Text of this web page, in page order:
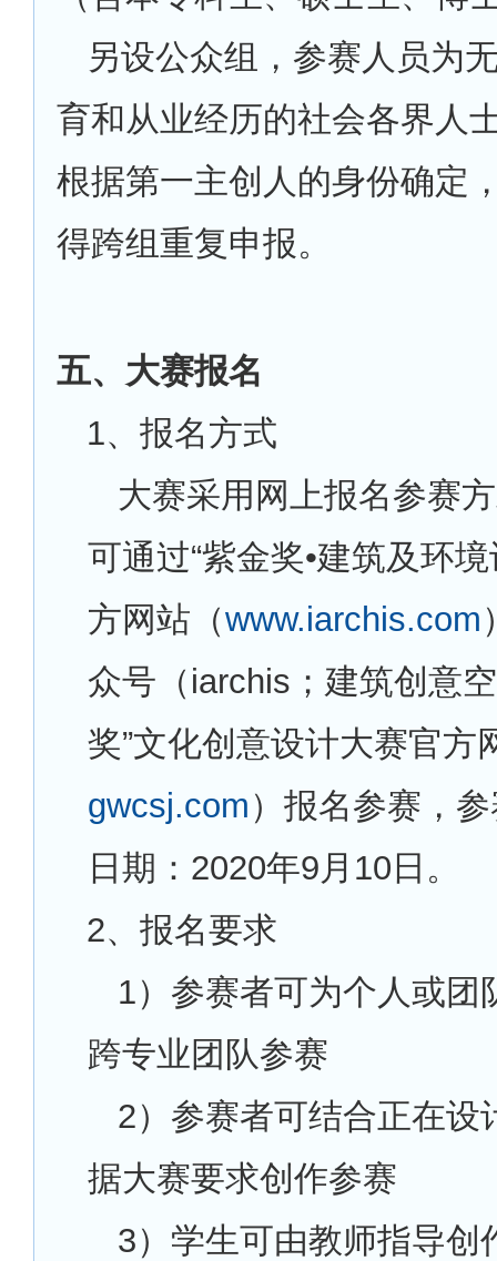
另设公众组，参赛人员为
育和从业经历的社会各界人
根据第一主创人的身份确定
得跨组重复申报。
五、大赛报名
1、报名方式
大赛采用网上报名参赛
可通过“紫金奖•建筑及环
方网站（www.iarchis.com
众号（iarchis；建筑创意
奖”文化创意设计大赛官方
gwcsj.com ）报名参赛，
日期：2020年9月10日。
2、报名要求
1）参赛者可为个人或团
跨专业团队参赛
2）参赛者可结合正在设
据大赛要求创作参赛
3）学生可由教师指导创